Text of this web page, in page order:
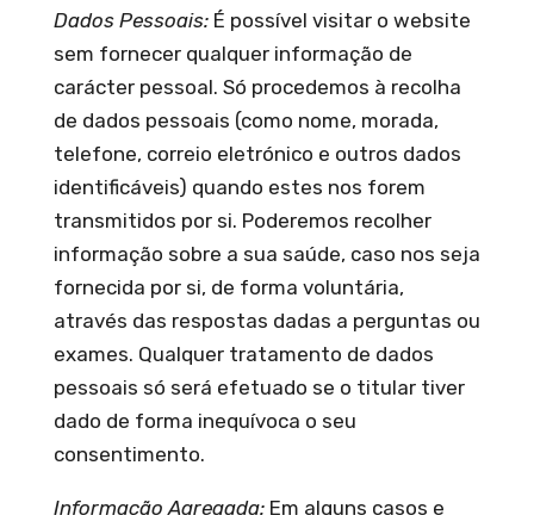
Dados Pessoais: É possível visitar o website
sem fornecer qualquer informação de
carácter pessoal. Só procedemos à recolha
de dados pessoais (como nome, morada,
telefone, correio eletrónico e outros dados
identificáveis) quando estes nos forem
transmitidos por si. Poderemos recolher
informação sobre a sua saúde, caso nos seja
fornecida por si, de forma voluntária,
através das respostas dadas a perguntas ou
exames. Qualquer tratamento de dados
pessoais só será efetuado se o titular tiver
dado de forma inequívoca o seu
consentimento.
Informação Agregada: Em alguns casos e